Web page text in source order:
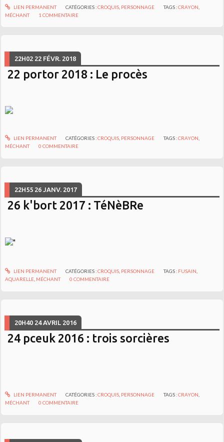
LIEN PERMANENT CATÉGORIES :CROQUIS, PERSONNAGE TAGS :CRAYON
MÉCHANT
1 COMMENTAIRE
22H02 22 FÉVR. 2018
22 portor 2018 : Le procès
LIEN PERMANENT CATÉGORIES :CROQUIS, PERSONNAGE TAGS :CRAYON,
MÉCHANT
0 COMMENTAIRE
22H55 26 JANV. 2017
26 k'bort 2017 : TéNèBRe
LIEN PERMANENT CATÉGORIES :CROQUIS, PERSONNAGE TAGS : FUSAIN
AQUARELLE MÉCHANT 0 COMMENTAIRE
20H40 24 AVRIL 2016
24 pceuk 2016 : trois sorcières
LIEN PERMANENT CATÉGORIES :CROQUIS, PERSONNAGE TAGS :CRAYON
MÉCHANT
0 COMMENTAIRE